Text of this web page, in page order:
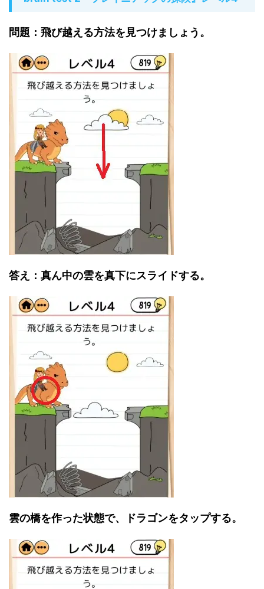
問題：飛び越える方法を見つけましょう。
答え：真ん中の雲を真下にスライドする。
雲の橋を作った状態で、ドラゴンをタップする。